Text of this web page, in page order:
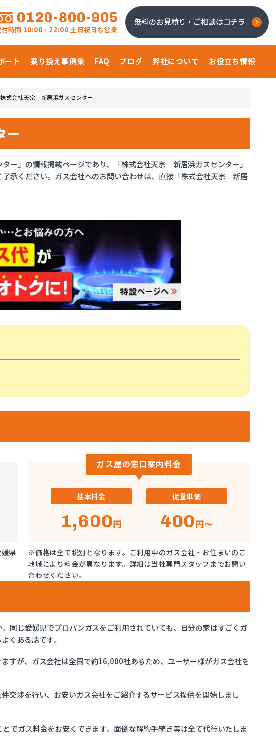
0120-800-905
付時間 10:00 - 22:00 土日祝日も営業
無料のお見積り・ご相談はコチラ
ート 乗り換え事例集 FAQ ブログ 弊社について お役立ち情報
株式会社天宗 新居浜ガスセンター
ー
ー」の情報掲載ページであり、「株式会社天宗 新居浜ガスセンター」
承ください。ガス会社へのお問い合わせは、直接「株式会社天宗 新居
県
ガス屋の窓口案内料金
基本料金
1,600円
従量単価
400円～
※価格は全て税別となります。ご利用中のガス会社・お住まいのご
地域により料金が異なります。詳細は当社専門スタッフまでお問い
合わせください。
同じ愛媛県でプロパンガスをご利用されていても、自分の家はすごくガ
くある話です。
すが、ガス会社は全国で約16,000社あるため、ユーザー様がガス会社を
交渉を行い、お安いガス会社をご紹介するサービス提供を開始しまし
でガス料金をお安くできます。面倒な解約手続き等は全て代行いたしま